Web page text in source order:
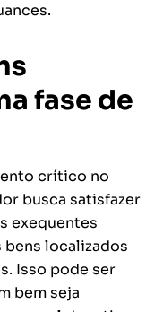
fase de
crítico no
busca satisfazer
exequentes
localizados
Isso pode ser
bem seja